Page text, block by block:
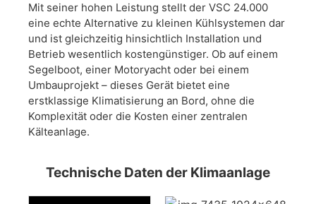
Mit seiner hohen Leistung stellt der VSC 24.000
eine echte Alternative zu kleinen Kühlsystemen dar
und ist gleichzeitig hinsichtlich Installation und
Betrieb wesentlich kostengünstiger. Ob auf einem
Segelboot, einer Motoryacht oder bei einem
Umbauprojekt – dieses Gerät bietet eine
erstklassige Klimatisierung an Bord, ohne die
Komplexität oder die Kosten einer zentralen
Kälteanlage.
Technische Daten der Klimaanlage